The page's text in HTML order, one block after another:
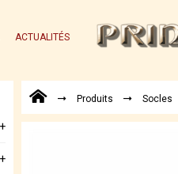
ACTUALITÉS
Produits Socles